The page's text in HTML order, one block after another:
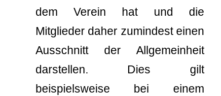
dem Verein hat und die
Mitglieder daher zumindest einen
Ausschnitt der Allgemeinheit
darstellen. Dies gilt
beispielsweise bei einem